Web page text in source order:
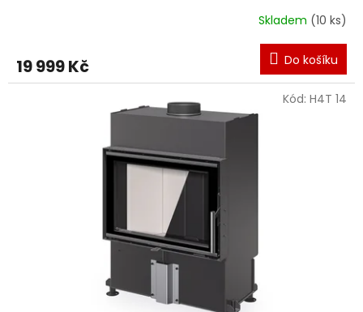
Skladem (10 ks)
19 999 Kč Do košíku
Kód: H4T 14